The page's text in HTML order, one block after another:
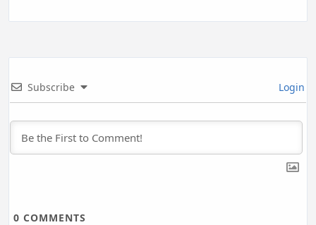
Subscribe Login
0 COMMENTS